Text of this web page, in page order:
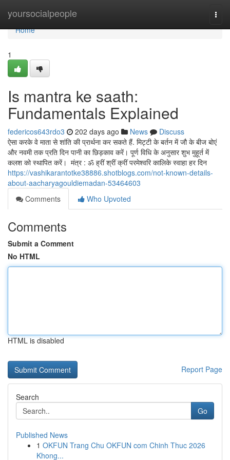
yoursocialpeople
Home
Home
1
Is mantra ke saath:
Fundamentals Explained
federicos643rdo3 202 days ago News
Discuss
ऐसा करके वे माता से शांति की प्रार्थना कर सकते हैं. मिट्टी के बर्तन में जौ के बीज बोएं
और नवमी तक प्रति दिन पानी का छिड़काव करें। पूर्ण विधि के अनुसार शुभ मुहूर्त में
कलश को स्थापित करें। मंत्र : ॐ ह्रीं श्रीं क्रीं परमेश्वरि कालिके स्वाहा हर दिन
https://vashikarantotke38886.shotblogs.com/not-known-details-
about-aacharyagouldiemadan-53464603
Comments
Who Upvoted
Comments
Submit a Comment
No HTML
HTML is disabled
Report Page
Search
Go
Published News
1 OKFUN Trang Chu OKFUN com Chinh Thuc 2026
Khong...